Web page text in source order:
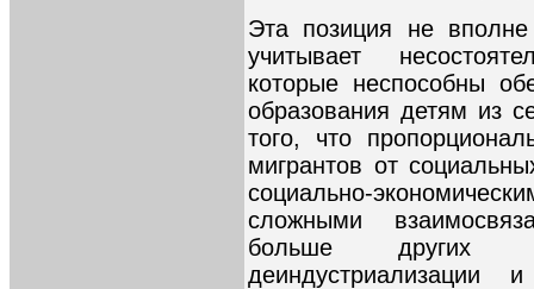
Эта позиция не
учитывает
которые неспособны
образования детям из
того, что
мигрантов от
социально-
сложными
больше других
деиндустриализации